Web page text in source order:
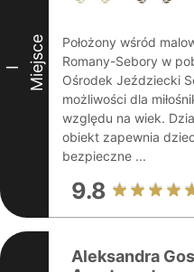
I Miejsce
Położony wśród
Romany-Sebory w
Ośrodek Jeździecki
możliwości dla
względu na wiek.
obiekt zapewnia
bezpieczne ...
9.8
Aleksandra